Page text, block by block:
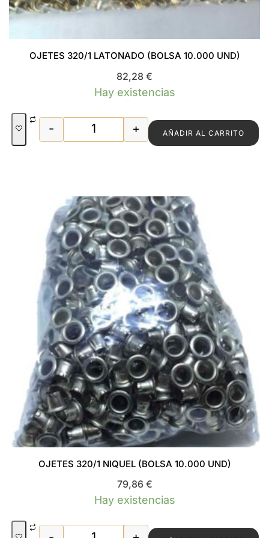
OJETES 320/1 LATONADO (BOLSA 10.000 UND)
82,28 €
Hay existencias
OJETES 320/1 LATONADO (BOLSA
- + AÑADIR AL CARRITO
OJETES 320/1 NIQUEL (BOLSA 10.000 UND)
79,86 €
Hay existencias